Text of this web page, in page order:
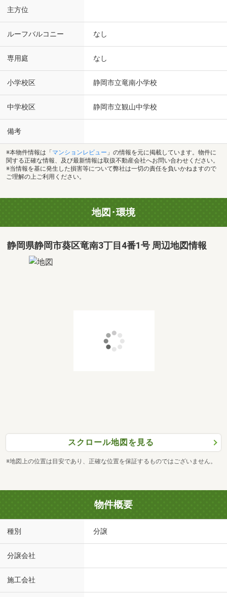
主方位
ルーフバルコニー なし
専用庭 なし
小学校区 静岡市立竜南小学校
中学校区 静岡市立観山中学校
備考
※本物件情報は「 マンションレビュー 」の情報を元に掲載しています。物件に
関する正確な情報、及び最新情報は取扱不動産会社へお問い合わせください。
※当情報を基に発生した損害等について弊社は一切の責任を負いかねますので
ご理解の上ご利用ください。
地図･環境
静岡県静岡市葵区竜南3丁目4番1号 周辺地図情報
スクロール地図を見る
※地図上の位置は目安であり、正確な位置を保証するものではございません。
物件概要
種別 分譲
分譲会社
施工会社